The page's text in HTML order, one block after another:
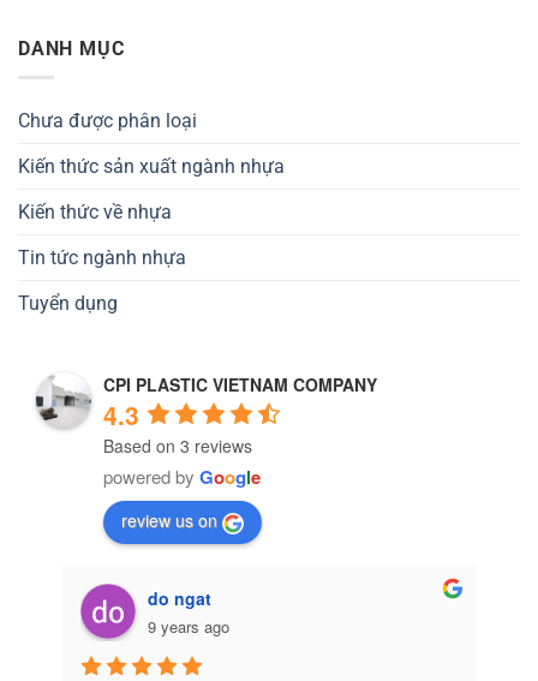
DANH MỤC
Chưa được phân loại
Kiến thức sản xuất ngành nhựa
Kiến thức về nhựa
Tin tức ngành nhựa
Tuyển dụng
CPI PLASTIC VIETNAM COMPANY
4.3
Based on 3 reviews
powered by Google
review us on
do ngat
9 years ago